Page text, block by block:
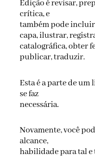
Edição é revisar,
crítica, e
também pode
capa, ilustrar,
catalográfica, obter
publicar, traduzir.
Esta é a parte de
se faz
necessária.
Novamente, você
alcance,
habilidade para tal e